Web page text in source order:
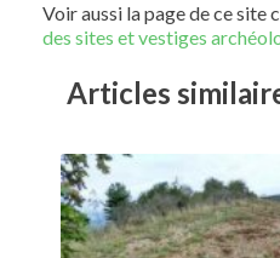
Voir aussi la page de ce site
des sites et vestiges
Articles